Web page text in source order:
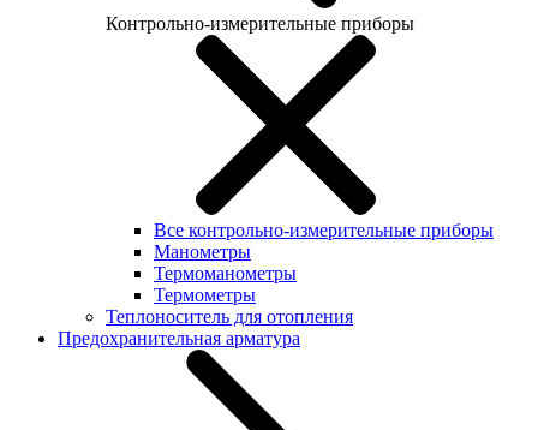
Контрольно-измерительные приборы
Все контрольно-измерительные приборы
Манометры
Термоманометры
Термометры
Теплоноситель для отопления
Предохранительная арматура